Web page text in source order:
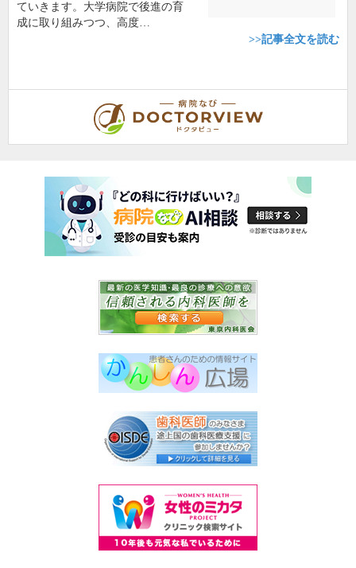
ていきます。大学病院で後進の育
成に取り組みつつ、高度…
>>記事全文を読む